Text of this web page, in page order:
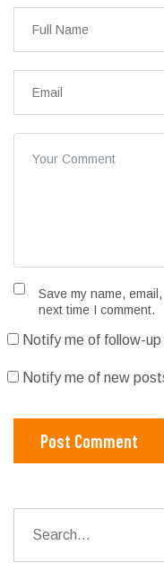
Save my name,
next time I comment.
Notify me of follow-
Notify me of new
Post Comment